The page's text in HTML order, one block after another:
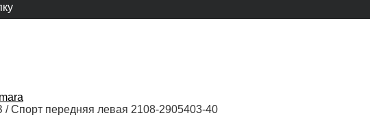
Спорт передняя левая 2108-2905403-40